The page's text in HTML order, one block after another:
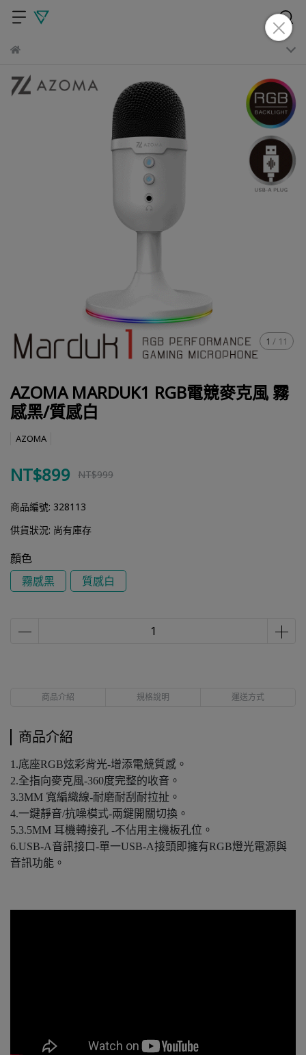
1 / 11
AZOMA MARDUK1 RGB電競麥克風 霧
感黑/質感白
AZOMA
NT$899 NT$999
商品編號: 328113
供貨狀況: 尚有庫存
顏色
霧感黑
質感白
商品介紹 規格說明 運送方式
商品介紹
1.底座RGB炫彩背光-增添電競質感。
2.全指向麥克風-360度完整的收音。
3.3MM 寬編織線-耐磨耐刮耐拉扯。
4.一鍵靜音/抗噪模式-兩鍵開關切換。
5.3.5MM 耳機轉接孔 -不佔用主機板孔位。
6.USB-A音訊接口-單一USB-A接頭即擁有RGB燈光電源與
音訊功能。